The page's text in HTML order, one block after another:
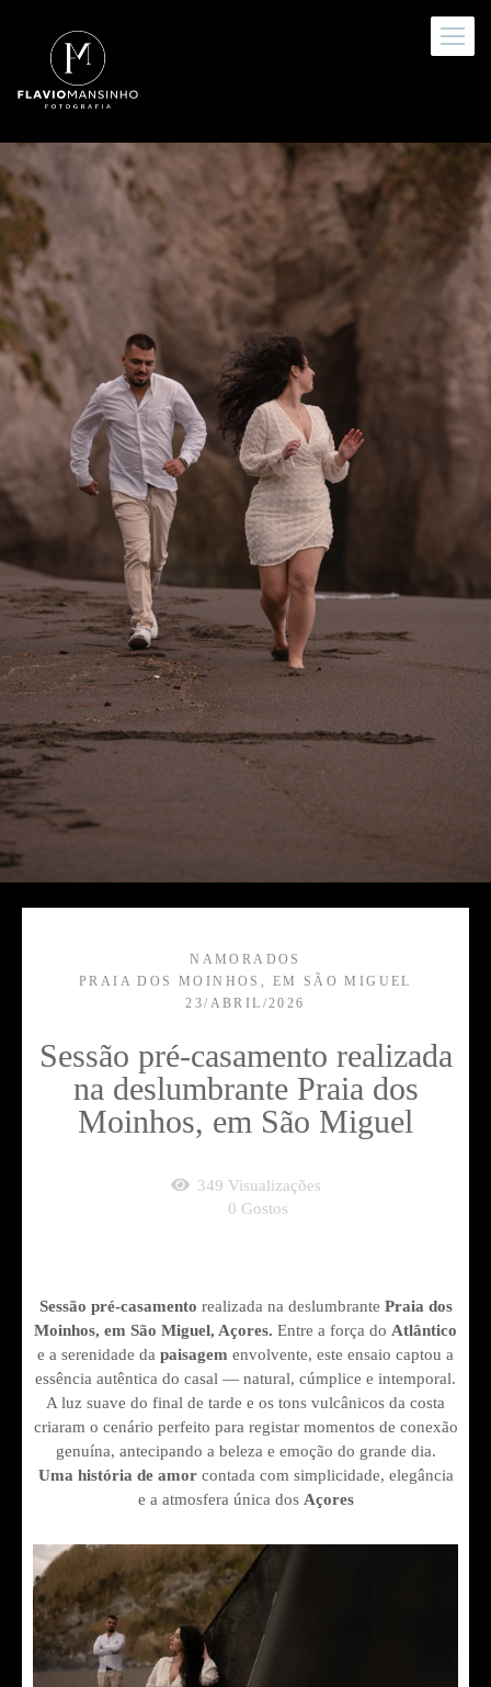
NAMORADOS
PRAIA DOS MOINHOS, EM SÃO MIGUEL
23/ABRIL/2026
Sessão pré-casamento realizada
na deslumbrante Praia dos
Moinhos, em São Miguel
349 Visualizações
0 Gostos
Sessão pré-casamento realizada na deslumbrante Praia dos
Moinhos, em São Miguel, Açores. Entre a força do Atlântico
e a serenidade da paisagem envolvente, este ensaio captou a
essência autêntica do casal — natural, cúmplice e intemporal.
A luz suave do final de tarde e os tons vulcânicos da costa
criaram o cenário perfeito para registar momentos de conexão
genuína, antecipando a beleza e emoção do grande dia.
Uma história de amor contada com simplicidade, elegância
e a atmosfera única dos Açores